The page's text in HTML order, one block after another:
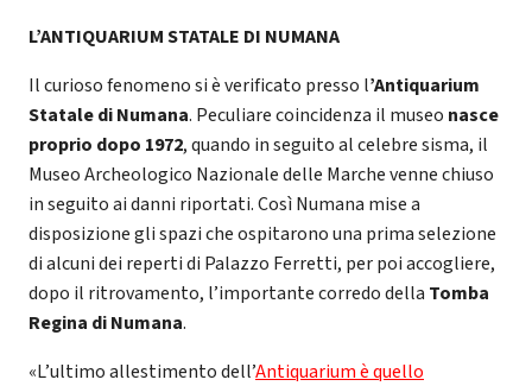
L’ANTIQUARIUM STATALE DI NUMANA
Il curioso fenomeno si è verificato presso l’Antiquarium
Statale di Numana. Peculiare coincidenza il museo nasce
proprio dopo 1972, quando in seguito al celebre sisma, il
Museo Archeologico Nazionale delle Marche venne chiuso
in seguito ai danni riportati. Così Numana mise a
disposizione gli spazi che ospitarono una prima selezione
di alcuni dei reperti di Palazzo Ferretti, per poi accogliere,
dopo il ritrovamento, l’importante corredo della Tomba
Regina di Numana.
«L’ultimo allestimento dell’Antiquarium è quello